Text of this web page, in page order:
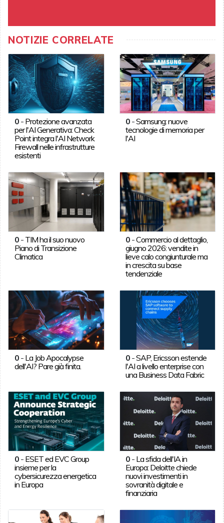
NOTIZIE CORRELATE
0- Protezione avanzata
per l'AI Generativa: Check
Point integra l'AI Network
Firewall nelle infrastrutture
esistenti
0 -Samsung: nuove
tecnologie di memoria per
l'AI
0- TIM ha il suo nuovo
Piano di Transizione
Climatica
0 -Commercio al dettaglio,
giugno 2026: vendite in
lieve calo congiunturale ma
in crescita su base
tendenziale
0- La Job Apocalypse
dell'AI? Pare già finita.
0 -SAP, Ericsson estende
l'AI a livello enterprise con
una Business Data Fabric
0- ESET ed EVC Group
insieme per la
cybersicurezza energetica
in Europa
0 - La sfida dell'IA in
Europa: Deloitte chiede
nuovi investimenti in
sovranità digitale e
finanziaria